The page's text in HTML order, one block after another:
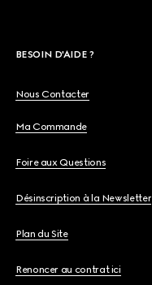
BESOIN D'AIDE ?
Nous Contacter
Ma Commande
Foire aux Questions
Désinscription à la Newsletter
Plan du Site
Renoncer au contrat ici